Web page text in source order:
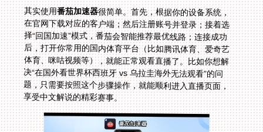
其实使用番茄加速器很简单。首先，根据你的设备系统，
在官网下载对应的客户端；然后注册账号并登录；接着选
择“回国加速”模式，番茄会智能推荐最优线路；连接成功
后，打开你常用的国内体育平台（比如腾讯体育、爱奇艺
体育、咪咕视频等），就能正常观看直播了。比如你想解
决“在国外看世界杯西班牙 vs 乌拉圭海外无法观看”的问
题，只需要按照这个步骤操作，就能顺利进入直播页面，
享受中文解说的精彩赛事。